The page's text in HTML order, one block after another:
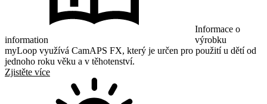
information
Informace o
výrobku
myLoop využívá CamAPS FX, který je určen pro použití u dětí od
jednoho roku věku a v těhotenství.
Zjistěte více